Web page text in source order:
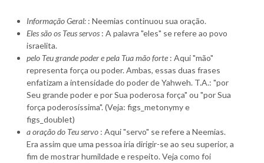
Informação Geral: : Neemias continuou sua oração.
Eles são os Teus servos : A palavra "eles" se refere ao povo
israelita.
pelo Teu grande poder e pela Tua mão forte : Aqui "mão"
representa força ou poder. Ambas, essas duas frases
enfatizam a intensidade do poder de Yahweh. T.A.: "por
Seu grande poder e por Sua poderosa força" ou "por Sua
força poderosíssima". (Veja: figs_metonymy e
figs_doublet)
a oração do Teu servo : Aqui "servo" se refere a Neemias.
Era assim que uma pessoa iria dirigir-se ao seu superior, a
fim de mostrar humildade e respeito. Veja como foi